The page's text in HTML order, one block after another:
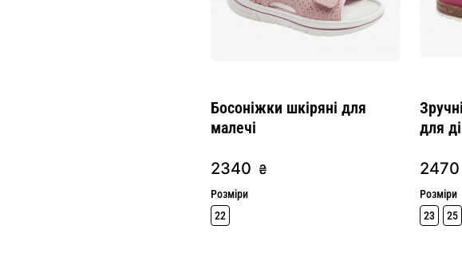
Босоніжки шкіряні для
малечі
2340 ₴
Розміри
22
для
2470
Розміри
23
25